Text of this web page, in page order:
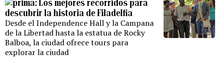
Los mejores recorridos para
descubrir la historia de Filadelfia
Desde el Independence Hall y la Campana
de la Libertad hasta la estatua de Rocky
Balboa, la ciudad ofrece tours para
explorar la ciudad